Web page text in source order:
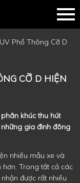
Phổ Thông Cỡ D
CỠ D HIỆN
khúc thu hút
gia đình đông
nhiều mẫu xe và
Trong tất cả các
được rất nhiều